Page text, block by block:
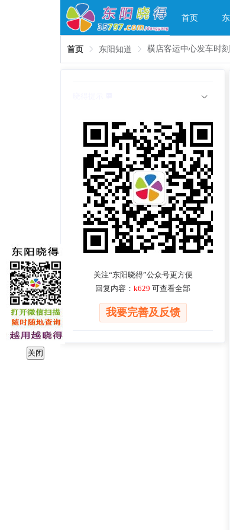
首页
首页 东阳知道 横店客运中心发车时
关注“东阳晓得”公众号更方便
回复内容： k629 可查看全部
我要完善及反馈
关闭